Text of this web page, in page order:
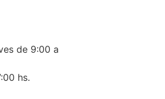
de 9:00 a
hs.